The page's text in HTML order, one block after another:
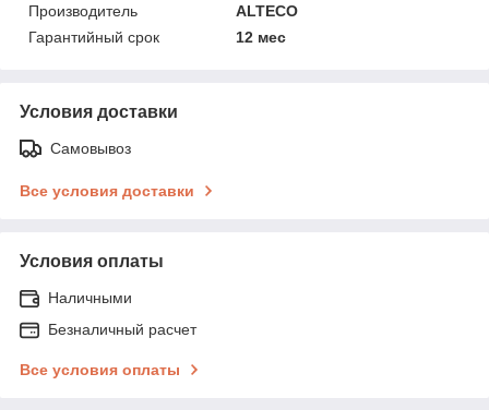
Производитель
ALTECO
Гарантийный срок
12 мес
Условия доставки
Самовывоз
Все условия доставки
Условия оплаты
Наличными
Безналичный расчет
Все условия оплаты